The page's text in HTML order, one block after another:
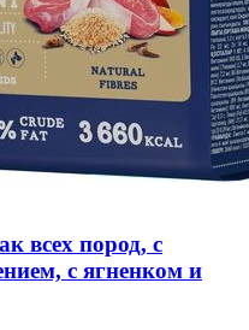
всех пород, с
с ягненком и